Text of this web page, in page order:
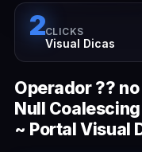
2CLICKS
Visual Dicas
Operador ??
Null
~ Portal Visual